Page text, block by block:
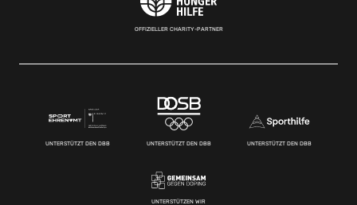
OFFIZIELLER CHARITY-PARTNER
UNTERSTÜTZT DEN DBB UNTERSTÜTZT DEN DBB UNTERSTÜTZT DEN DBB
UNTERSTÜTZEN WIR